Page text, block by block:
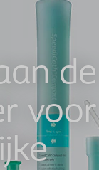
de
voor